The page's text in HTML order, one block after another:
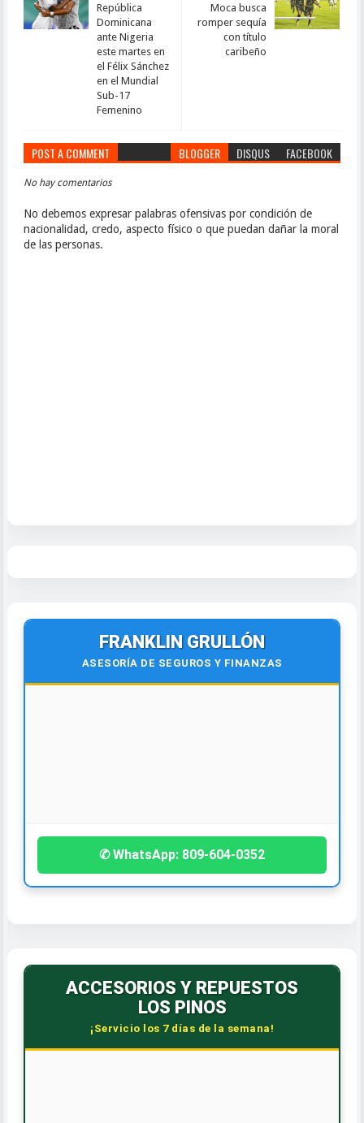
Moca busca
romper sequía
con título
caribeño
República
Dominicana
ante Nigeria
este martes en
el Félix Sánchez
en el Mundial
Sub-17
Femenino
POST A COMMENT BLOGGER DISQUS FACEBOOK
No hay comentarios
No debemos expresar palabras ofensivas por condición de
nacionalidad, credo, aspecto físico o que puedan dañar la moral
de las personas.
FRANKLIN GRULLÓN
ASESORÍA DE SEGUROS Y FINANZAS
✆ WhatsApp: 809-604-0352
ACCESORIOS Y REPUESTOS
LOS PINOS
¡Servicio los 7 días de la semana!